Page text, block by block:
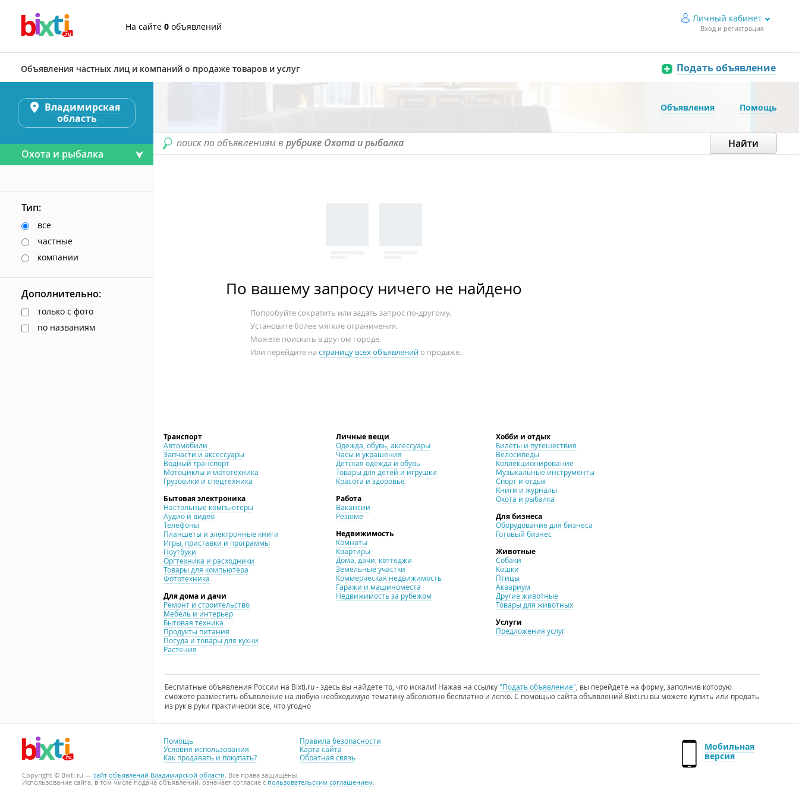
На сайте 0 объявлений
Личный кабинет
Вход и регистрация
Объявления частных лиц и компаний о продаже товаров и услуг Подать объявление
Объявления Помощь
поиск по объявлениям в рубрике Охота и рыбалка
По вашему запросу ничего не найдено
Попробуйте сократить или задать запрос по-другому.
Установите более мягкие ограничения.
Можете поискать в другом городе.
Или перейдите на страницу всех объявленийо продаже.
Транспорт
Автомобили
Запчасти и аксессуары
Водный транспорт
Мотоциклы и мототехника
Грузовики и спецтехника
Бытовая электроника
Настольные компьютеры
Аудио и видео
Телефоны
Планшеты и электронные книги
Игры, приставки и программы
Ноутбуки
Оргтехника и расходники
Товары для компьютера
Фототехника
Для дома и дачи
Ремонт и строительство
Мебель и интерьер
Бытовая техника
Продукты питания
Посуда и товары для кухни
Растения
Личные вещи
Одежда, обувь, аксессуары
Часы и украшения
Детская одежда и обувь
Товары для детей и игрушки
Красота и здоровье
Работа
Вакансии
Резюме
Недвижимость
Комнаты
Квартиры
Дома, дачи, коттеджи
Земельные участки
Коммерческая недвижимость
Гаражи и машиноместа
Недвижимость за рубежом
Хобби и отдых
Билеты и путешествия
Велосипеды
Коллекционирование
Музыкальные инструменты
Спорт и отдых
Книги и журналы
Охота и рыбалка
Для бизнеса
Оборудование для бизнеса
Готовый бизнес
Животные
Собаки
Кошки
Птицы
Аквариум
Другие животные
Товары для животных
Услуги
Предложения услуг
Бесплатные объявления России на Bixti.ru - здесь вы найдете то, что искали! Нажав на ссылку"Подать объявление", вы перейдете на форму, заполнив которую
сможете разместить объявление на любую необходимую тематику абсолютно бесплатно и легко. С помощью сайта объявлений Bixti.ru вы можете купить или продать
из рук в руки практически все, что угодно
Владимирская
область
Охота и рыбалка
Тип:
все
частные
компании
Дополнительно:
только с фото
по названиям
Помощь
Условия использования
Как продавать и покупать?
Правила безопасности
Карта сайта
Обратная связь
Мобильная
версия
Copyright © Bixti.ru — сайт объявлений Владимирской области. Все права защищены
Использование сайта, в том числе подача объявлений, означает согласие с пользовательским соглашением.